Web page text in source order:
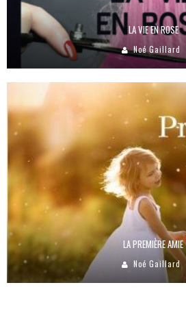
LA VIE EN ROSE
Noé Gaillard
LA PREMIÈRE AMIE
Noé Gaillard